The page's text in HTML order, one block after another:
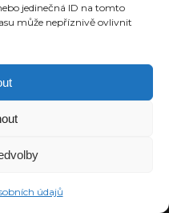
jedinečná ID na tomto
může nepříznivě ovlivnit
údajů